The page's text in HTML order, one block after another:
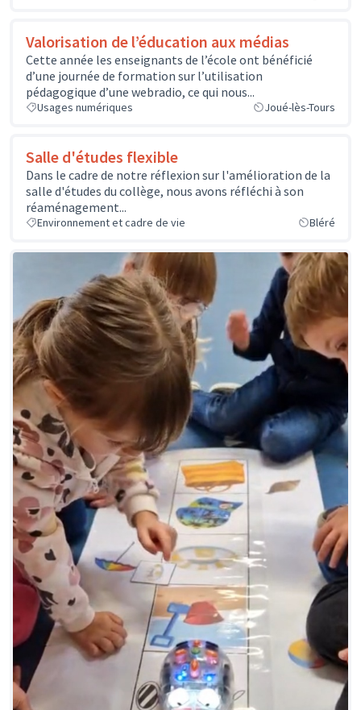
Valorisation de l’éducation aux médias
Cette année les enseignants de l’école ont bénéficié
d’une journée de formation sur l’utilisation
pédagogique d’une webradio, ce qui nous...
Usages numériques Joué-lès-Tours
Salle d'études flexible
Dans le cadre de notre réflexion sur l'amélioration de la
salle d'études du collège, nous avons réfléchi à son
réaménagement...
Environnement et cadre de vie Bléré